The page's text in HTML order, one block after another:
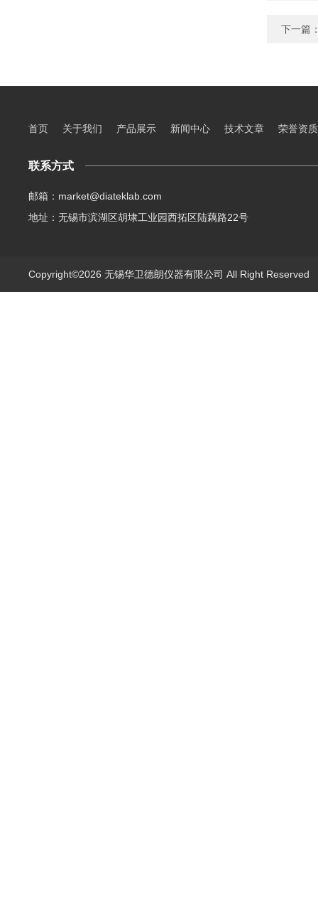
下一篇
首页 关于我们 产品展示 新闻中心 技术文章 荣誉资质
联系方式
邮箱：market@diateklab.com
地址：无锡市滨湖区胡埭工业园西拓区陆藕路22号
Copyright©2026 无锡华卫德朗仪器有限公司 All Right